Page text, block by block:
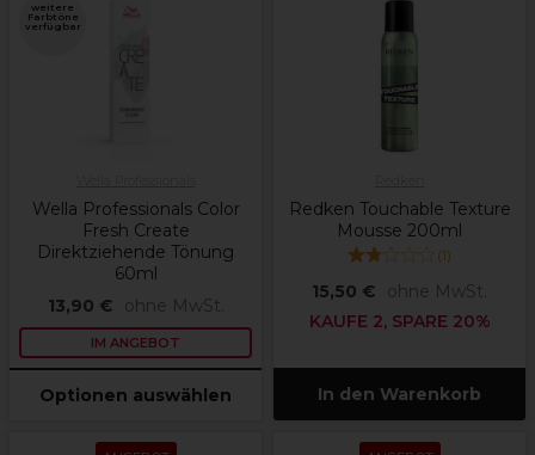
weitere
Farbtöne
verfügbar
Wella Professionals Color
Fresh Create
Direktziehende Tönung
60ml
13,90 €
ohne MwSt.
IM ANGEBOT
Optionen auswählen
Redken Touchable Texture
Mousse 200ml
(1)
15,50 €
ohne MwSt.
KAUFE 2, SPARE 20%
In den Warenkorb